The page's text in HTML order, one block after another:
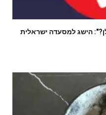
הישג למסעדה ישראלית